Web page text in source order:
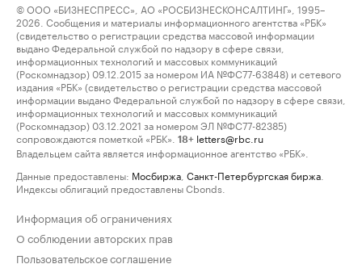
© ООО «БИЗНЕСПРЕСС», АО «РОСБИЗНЕСКОНСАЛТИНГ», 1995–
2026. Сообщения и материалы информационного агентства «РБК»
(свидетельство о регистрации средства массовой информации
выдано Федеральной службой по надзору в сфере связи,
информационных технологий и массовых коммуникаций
(Роскомнадзор) 09.12.2015 за номером ИА №ФС77-63848) и сетевого
издания «РБК» (свидетельство о регистрации средства массовой
информации выдано Федеральной службой по надзору в сфере связи,
информационных технологий и массовых коммуникаций
(Роскомнадзор) 03.12.2021 за номером ЭЛ №ФС77-82385)
сопровождаются пометкой «РБК».
18+ letters@rbc.ru
Владельцем сайта является информационное агентство «РБК».
Данные предоставлены: Мосбиржа Санкт-Петербургская биржа
Индексы облигаций предоставлены Cbonds.
Информация об ограничениях
О соблюдении авторских прав
Пользовательское соглашение